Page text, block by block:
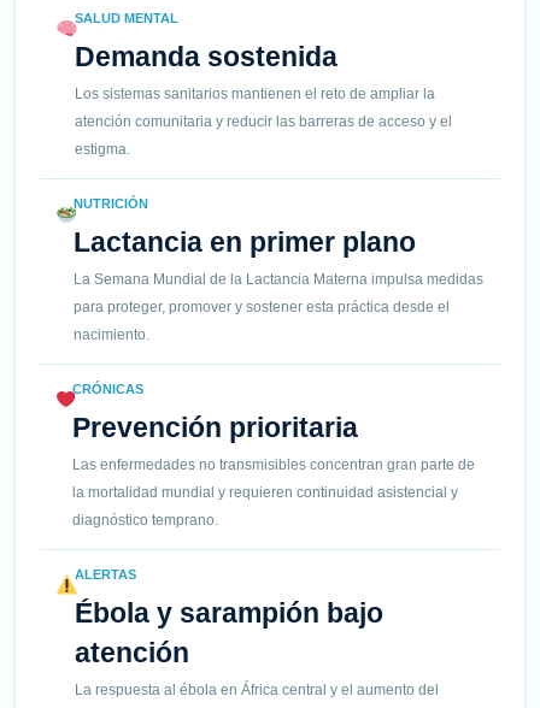
SALUD MENTAL
Demanda sostenida
Los sistemas sanitarios mantienen el reto de ampliar la
atención comunitaria y reducir las barreras de acceso y el
estigma.
NUTRICIÓN
Lactancia en primer plano
La Semana Mundial de la Lactancia Materna impulsa medidas
para proteger, promover y sostener esta práctica desde el
nacimiento.
CRÓNICAS
Prevención prioritaria
Las enfermedades no transmisibles concentran gran parte de
la mortalidad mundial y requieren continuidad asistencial y
diagnóstico temprano.
ALERTAS
Ébola y sarampión bajo
atención
La respuesta al ébola en África central y el aumento del